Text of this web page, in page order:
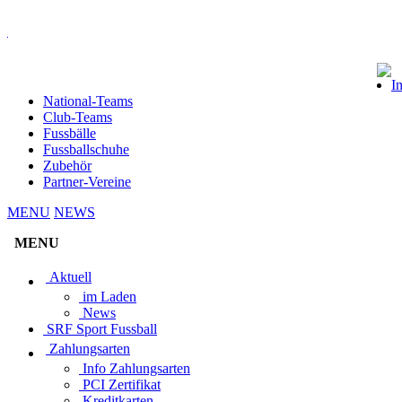
National-Teams
Club-Teams
Fussbälle
Fussballschuhe
Zubehör
Partner-Vereine
MENU NEWS
MENU
Aktuell
im Laden
News
SRF Sport Fussball
Zahlungsarten
Info Zahlungsarten
PCI Zertifikat